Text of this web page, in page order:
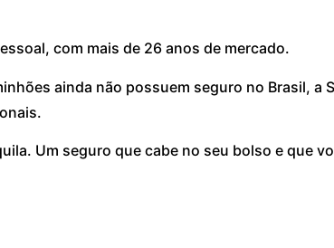
com mais de 26 anos de mercado.
ainda não possuem seguro no Brasil, a
Um seguro que cabe no seu bolso e que